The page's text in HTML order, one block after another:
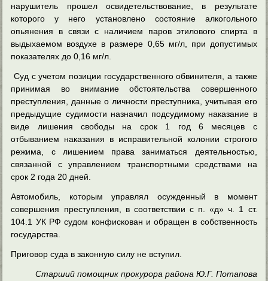
нарушитель прошел освидетельствование, в результате
которого у него установлено состояние алкогольного
опьянения в связи с наличием паров этилового спирта в
выдыхаемом воздухе в размере 0,65 мг/л, при допустимых
показателях до 0,16 мг/л.
Суд с учетом позиции государственного обвинителя, а также
принимая во внимание обстоятельства совершенного
преступления, данные о личности преступника, учитывая его
предыдущие судимости назначил подсудимому наказание в
виде лишения свободы на срок 1 год 6 месяцев с
отбыванием наказания в исправительной колонии строгого
режима, с лишением права заниматься деятельностью,
связанной с управлением транспортными средствами на
срок 2 года 20 дней.
Автомобиль, которым управлял осужденный в момент
совершения преступления, в соответствии с п. «д» ч. 1 ст.
104.1 УК РФ судом конфискован и обращен в собственность
государства.
Приговор суда в законную силу не вступил.
Старший помощник прокурора района Ю.Г. Потапова